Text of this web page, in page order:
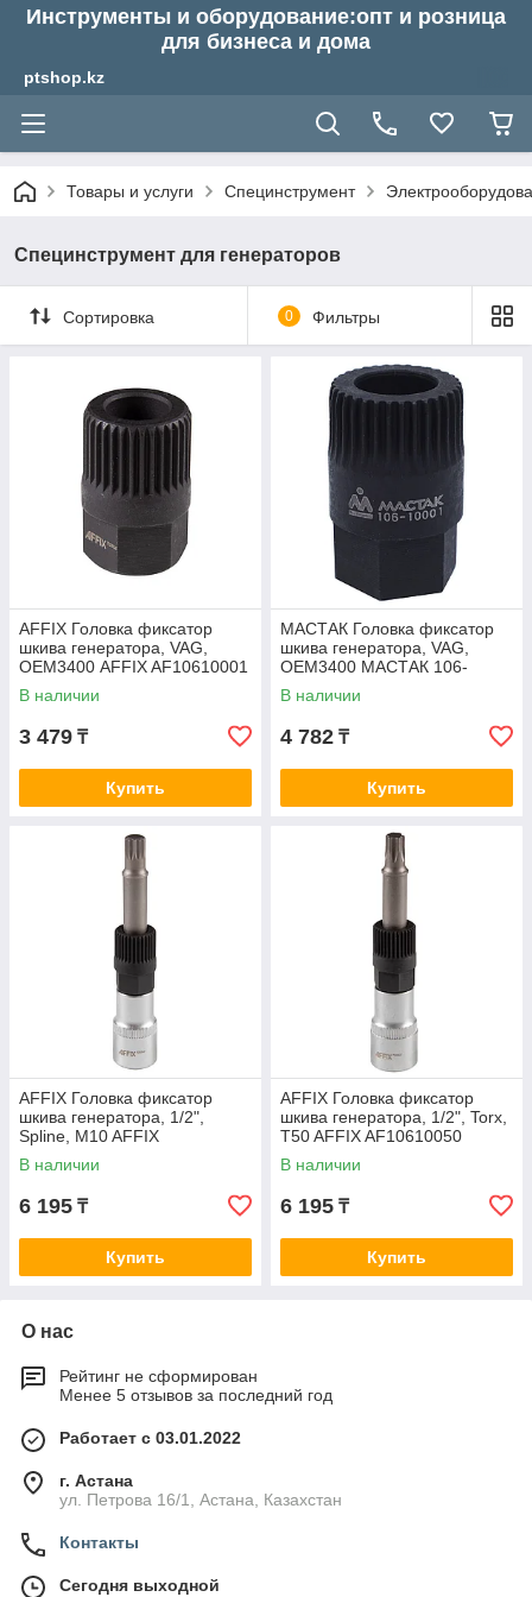
Инструменты и оборудование:опт и розница
для бизнеса и дома
ptshop.kz
Товары и услуги Специнструмент
Специнструмент для генераторов
Сортировка 0 Фильтры
AFFIX Головка фиксатор
шкива генератора, VAG,
ОЕМ3400 AFFIX AF10610001
В наличии
3 479 ₸
Купить
МАСТАК Головка фиксатор
шкива генератора, VAG,
ОЕМ3400 МАСТАК 106-
10001
В наличии
4 782 ₸
Купить
AFFIX Головка фиксатор
шкива генератора, 1/2",
Spline, M10 AFFIX
AF10610010
В наличии
6 195 ₸
Купить
AFFIX Головка фиксатор
шкива генератора, 1/2", Torx,
T50 AFFIX AF10610050
В наличии
6 195 ₸
Купить
О нас
Рейтинг не сформирован
Менее 5 отзывов за последний год
Работает с 03.01.2022
г. Астана
ул. Петрова 16/1, Астана, Казахстан
Контакты
Сегодня выходной